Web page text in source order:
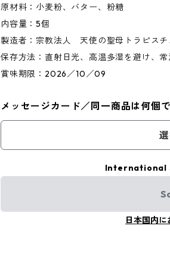
原材料：小麦粉、バター、粉糖
内容量：5個
製造者：宗教法人 天使の聖母トラピスチ
保存方法：直射日光、高温多湿を避け、
賞味期限：2026／10／09
メッセージカード／同一商品は何個
International
日本国内